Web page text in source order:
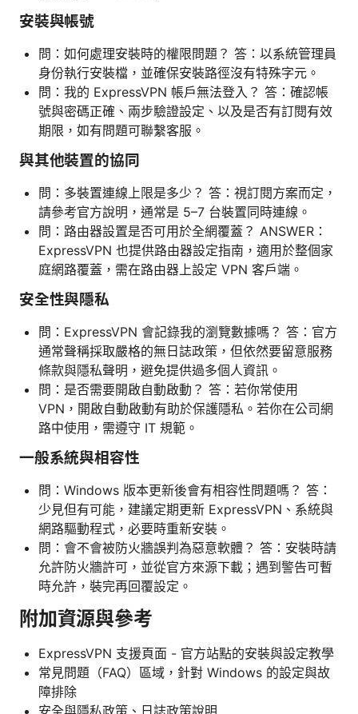
安裝與帳號
問：如何處理安裝時的權限問題？ 答：以系統管理員
身份執行安裝檔，並確保安裝路徑沒有特殊字元。
問：我的 ExpressVPN 帳戶無法登入？ 答：確認帳
號與密碼正確、兩步驗證設定、以及是否有訂閱有效
期限，如有問題可聯繫客服。
與其他裝置的協同
問：多裝置連線上限是多少？ 答：視訂閱方案而定，
請參考官方說明，通常是 5–7 台裝置同時連線。
問：路由器設置是否可用於全網覆蓋？ ANSWER：
ExpressVPN 也提供路由器設定指南，適用於整個家
庭網路覆蓋，需在路由器上設定 VPN 客戶端。
安全性與隱私
問：ExpressVPN 會記錄我的瀏覽數據嗎？ 答：官方
通常聲稱採取嚴格的無日誌政策，但依然要留意服務
條款與隱私聲明，避免提供過多個人資訊。
問：是否需要開啟自動啟動？ 答：若你常使用
VPN，開啟自動啟動有助於保護隱私。若你在公司網
路中使用，需遵守 IT 規範。
一般系統與相容性
問：Windows 版本更新後會有相容性問題嗎？ 答：
少見但有可能，建議定期更新 ExpressVPN、系統與
網路驅動程式，必要時重新安裝。
問：會不會被防火牆誤判為惡意軟體？ 答：安裝時請
允許防火牆許可，並從官方來源下載；遇到警告可暫
時允許，裝完再回覆設定。
附加資源與參考
ExpressVPN 支援頁面 - 官方站點的安裝與設定教學
常見問題（FAQ）區域，針對 Windows 的設定與故
障排除
安全與隱私政策、日誌政策說明